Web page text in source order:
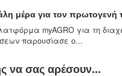
Αίθριος σήμερα ο
Γενικά αίθριος θα είναι
στο μεγαλύτερο μέρος
να σας αρέσουν...